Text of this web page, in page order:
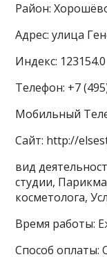
Район:
Адрес: улица
Индекс: 123154.0
Телефон: +7
Мобильный
Сайт: http://
вид
студии,
косметолога,
Время работы:
Способ оплаты: